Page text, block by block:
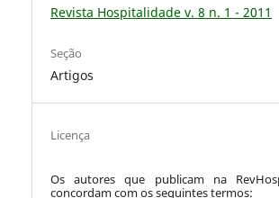
Revista Hospitalidade v. 8 n. 1 - 2011
Seção
Artigos
Licença
Os autores que publicam na
concordam com os seguintes termos: